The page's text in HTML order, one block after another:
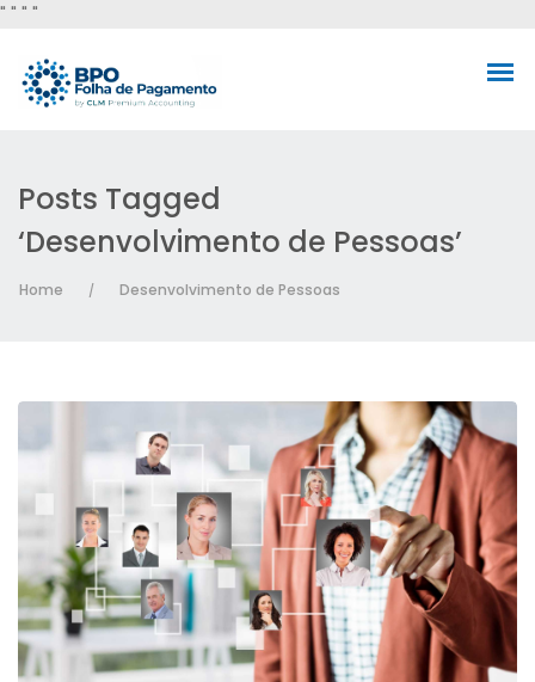
" " " "
Posts Tagged
‘Desenvolvimento de Pessoas’
Home / Desenvolvimento de Pessoas